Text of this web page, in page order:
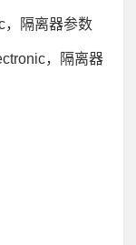
，隔离器参数
，隔离器